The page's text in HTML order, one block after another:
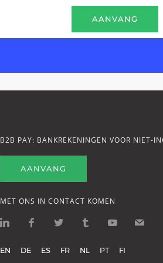
AANVANG
B2B PAY: BANKREKENINGEN VOOR NIET-
AANVANG
MET ONS IN CONTACT KOMEN
EN DE ES FR NL PT FI